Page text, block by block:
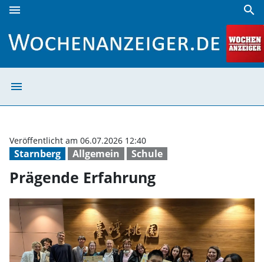
menu search
menu
Starnberg Allgemein Schule
Veröffentlicht am 06.07.2026 12:40
Prägende Erfahrung